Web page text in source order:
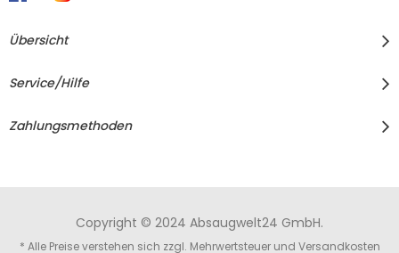
Übersicht
Service/Hilfe
Zahlungsmethoden
Copyright © 2024 Absaugwelt24 GmbH.
* Alle Preise verstehen sich zzgl. Mehrwertsteuer und Versandkosten